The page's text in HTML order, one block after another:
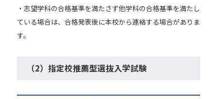
・志望学科の合格基準を満たさず他学科の合格基準を満たし
ている場合は、合格発表後に本校から連絡する場合がありま
す。
（2）指定校推薦型選抜入学試験